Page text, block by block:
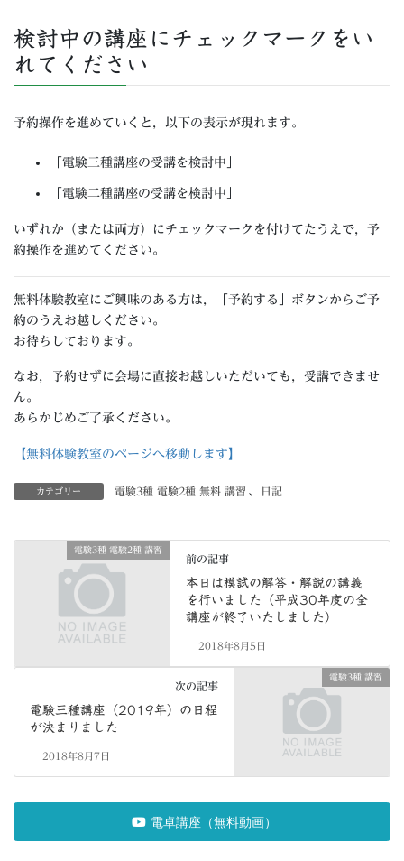
検討中の講座にチェックマークをい
れてください
予約操作を進めていくと，以下の表示が現れます。
「電験三種講座の受講を検討中」
「電験二種講座の受講を検討中」
いずれか（または両方）にチェックマークを付けてたうえで，予
約操作を進めてください。
無料体験教室にご興味のある方は，「予約する」ボタンからご予
約のうえお越しください。
お待ちしております。
なお，予約せずに会場に直接お越しいただいても，受講できませ
ん。
あらかじめご了承ください。
【無料体験教室のページへ移動します】
カテゴリー 電験3種 電験2種 無料 講習 、 日記
電験3種 電験2種 講習
前の記事
本日は模試の解答・解説の講義
を行いました（平成30年度の全
講座が終了いたしました）
2018年8月5日
電験3種 講習
次の記事
電験三種講座（2019年）の日程
が決まりました
2018年8月7日
電卓講座（無料動画）